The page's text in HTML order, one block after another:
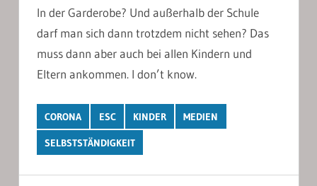
In der Garderobe? Und außerhalb der Schule
darf man sich dann trotzdem nicht sehen? Das
muss dann aber auch bei allen Kindern und
Eltern ankommen. I don’t know.
CORONA ESC KINDER MEDIEN
SELBSTSTÄNDIGKEIT